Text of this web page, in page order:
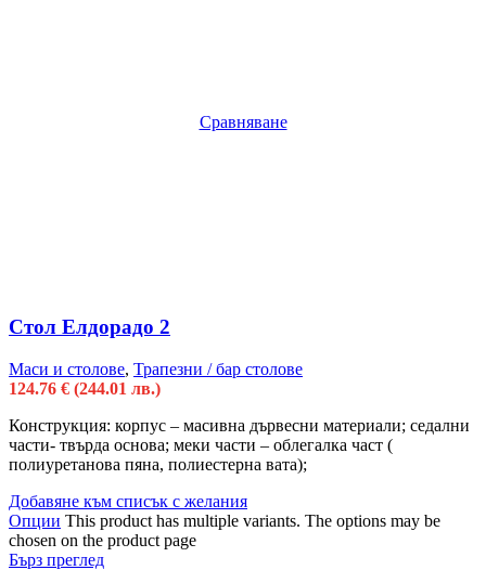
Сравняване
Стол Елдорадо 2
Маси и столове, Трапезни / бар столове
124.76 € (244.01 лв.)
Конструкция: корпус – масивна дървесни материали; седални
части- твърда основа; меки части – облегалка част (
полиуретанова пяна, полиестерна вата);
Добавяне към списък с желания
Опции This product has multiple variants. The options may be
chosen on the product page
Бърз преглед